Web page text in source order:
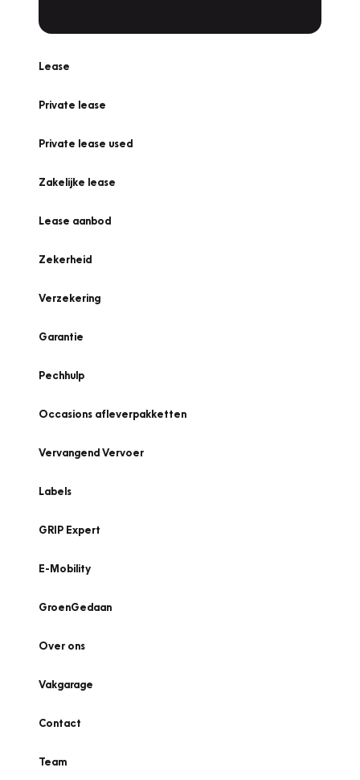
Lease
Private lease
Private lease used
Zakelijke lease
Lease aanbod
Zekerheid
Verzekering
Garantie
Pechhulp
Occasions afleverpakketten
Vervangend Vervoer
Labels
GRIP Expert
E-Mobility
GroenGedaan
Over ons
Vakgarage
Contact
Team